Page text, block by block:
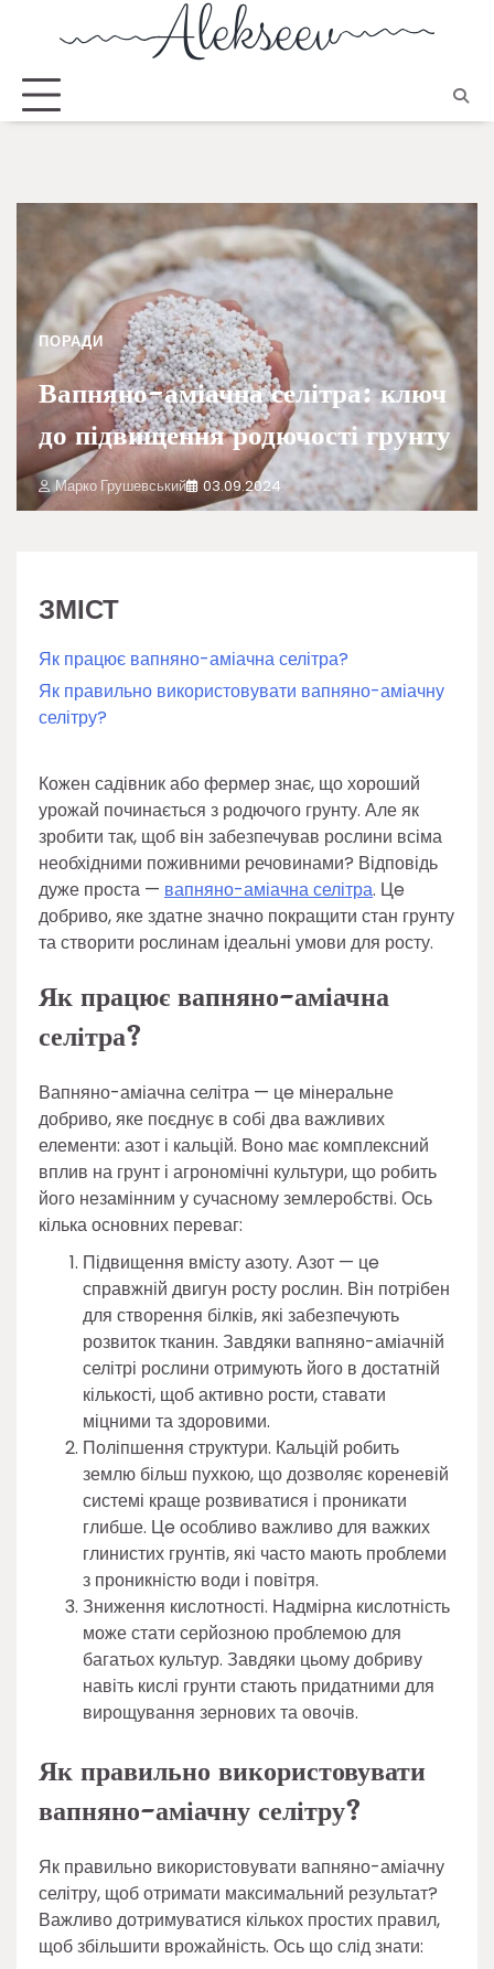
ПОРАДИ
Вапняно-аміачна селітра: ключ
до підвищення родючості грунту
Марко Грушевський 03.09.2024
ЗМІСТ
Як працює вапняно-аміачна селітра?
Як правильно використовувати вапняно-аміачну
селітру?
Кожен садівник або фермер знає, що хороший
урожай починається з родючого грунту. Але як
зробити так, щоб він забезпечував рослини всіма
необхідними поживними речовинами? Відповідь
дуже проста — вапняно-аміачна селітра. Цe
добриво, яке здатне значно покращити стан грунту
та створити рослинам ідеальні умови для росту.
Як працює вапняно-аміачна
селітра?
Вапняно-аміачна селітра — цe мінеральне
добриво, яке поєднує в собі два важливих
елементи: азот і кальцій. Воно має комплексний
вплив на грунт і агрономічні культури, що робить
його незамінним у сучасному землеробстві. Ось
кілька основних переваг:
Підвищення вмісту азоту. Азот — цe
справжній двигун росту рослин. Він потрібен
для створення білків, які забезпечують
розвиток тканин. Завдяки вапняно-аміачній
селітрі рослини отримують його в достатній
кількості, щоб активно рости, ставати
міцними та здоровими.
Поліпшення структури. Кальцій робить
землю більш пухкою, що дозволяє кореневій
системі краще розвиватися і проникати
глибше. Цe особливо важливо для важких
глинистих грунтів, які часто мають проблеми
з проникністю води і повітря.
Зниження кислотності. Надмірна кислотність
може стати серйозною проблемою для
багатьох культур. Завдяки цьому добриву
навіть кислі грунти стають придатними для
вирощування зернових та овочів.
Як правильно використовувати
вапняно-аміачну селітру?
Як правильно використовувати вапняно-аміачну
селітру, щоб отримати максимальний результат?
Важливо дотримуватися кількох простих правил,
щоб збільшити врожайність. Ось що слід знати: